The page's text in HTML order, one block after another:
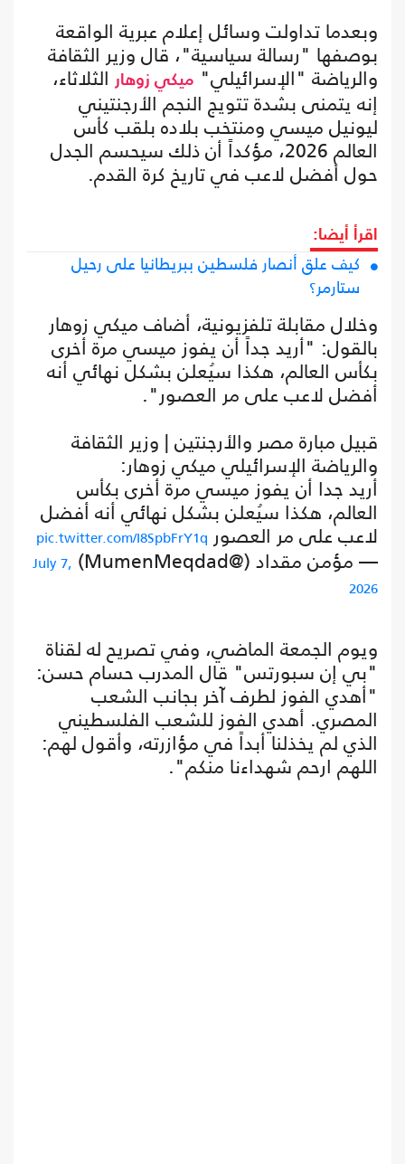
وبعدما تداولت وسائل إعلام عبرية الواقعة
بوصفها "رسالة سياسية"، قال وزير الثقافة
والرياضة "الإسرائيلي" ميكي زوهار الثلاثاء،
إنه يتمنى بشدة تتويج النجم الأرجنتيني
ليونيل ميسي ومنتخب بلاده بلقب كأس
العالم 2026، مؤكداً أن ذلك سيحسم الجدل
حول أفضل لاعب في تاريخ كرة القدم.
اقرأ أيضا:
كيف علق أنصار فلسطين ببريطانيا على رحيل
ستارمر؟
وخلال مقابلة تلفزيونية، أضاف ميكي زوهار
بالقول: "أريد جداً أن يفوز ميسي مرة أخرى
بكأس العالم، هكذا سيُعلن بشكل نهائي أنه
أفضل لاعب على مر العصور".
قبيل مبارة مصر والأرجنتين | وزير الثقافة
والرياضة الإسرائيلي ميكي زوهار:
أريد جدا أن يفوز ميسي مرة أخرى بكأس
العالم، هكذا سيُعلن بشكل نهائي أنه أفضل
لاعب على مر العصور pic.twitter.com/I8SpbFrY1q
— مؤمن مقداد (@MumenMeqdad)
July 7,
2026
ويوم الجمعة الماضي، وفي تصريح له لقناة
"بي إن سبورتس" قال المدرب حسام حسن:
"أهدي الفوز لطرف آخر بجانب الشعب
المصري. أهدي الفوز للشعب الفلسطيني
الذي لم يخذلنا أبداً في مؤازرته، وأقول لهم:
اللهم ارحم شهداءنا منكم".